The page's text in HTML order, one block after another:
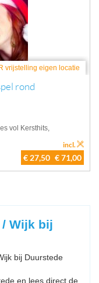
vrijstelling eigen locatie
rond
vol Kersthits,
€ 27,50 € 71,00
incl.
Wijk bij
bij Duurstede
en lees direct de